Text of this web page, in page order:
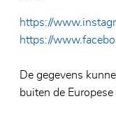
https://
https://
De gegevens
buiten de Europese